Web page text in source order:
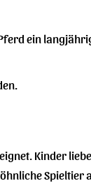
ein
Kinder
Spieltier